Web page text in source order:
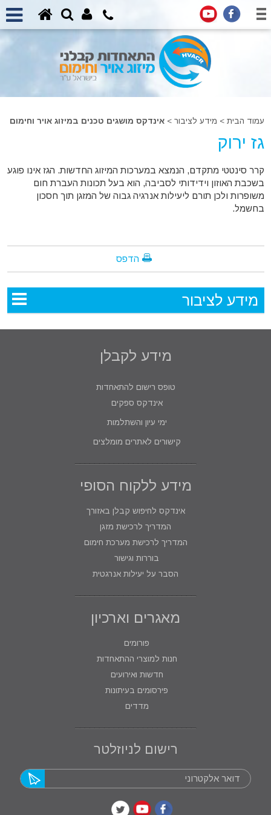
עמוד הבית > מידע לציבור >אינדקס מושגים טכנים במיזוג אויר וחימום
גז ירוק
קרר סינטטי מתקדם, הנמצא במערכות המיזוג החדשות. הגז אינו פוגע
בשכבת האוזון וידידותי לסביבה, הוא בעל תכונות העברת חום
משופרות ולכן תורם ליעילות אנרגיה גבוה של המזגן תוך חסכון
בחשמל.
הדפס
מידע לציבור
מידע לקבלן
טופס רישום להתאחדות
אינדקס ספקים
ימי עיון והשתלמות
קישורים לאתרים מומלצים
מידע ללקוח הסופי
אינדקס לחיפוש קבלן באזורך
המדריך לרכישת מזגן
המדריך לרכישת מערכת חימום
בוררות וגישור
הסבר על יעילות אנרגטית
מאגרים וארכיון
פורומים
חנות למוצרי ההתאחדות
חדשות ואירועים
פירסומים בעיתונות
מדדים
רישום לניוזלטר